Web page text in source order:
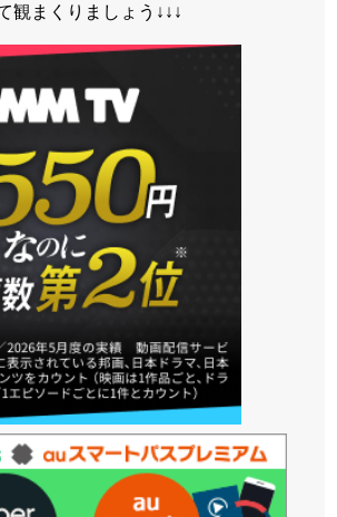
観まくりましょう↓↓↓